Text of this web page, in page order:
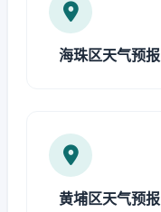
海珠区天气预报
黄埔区天气预报